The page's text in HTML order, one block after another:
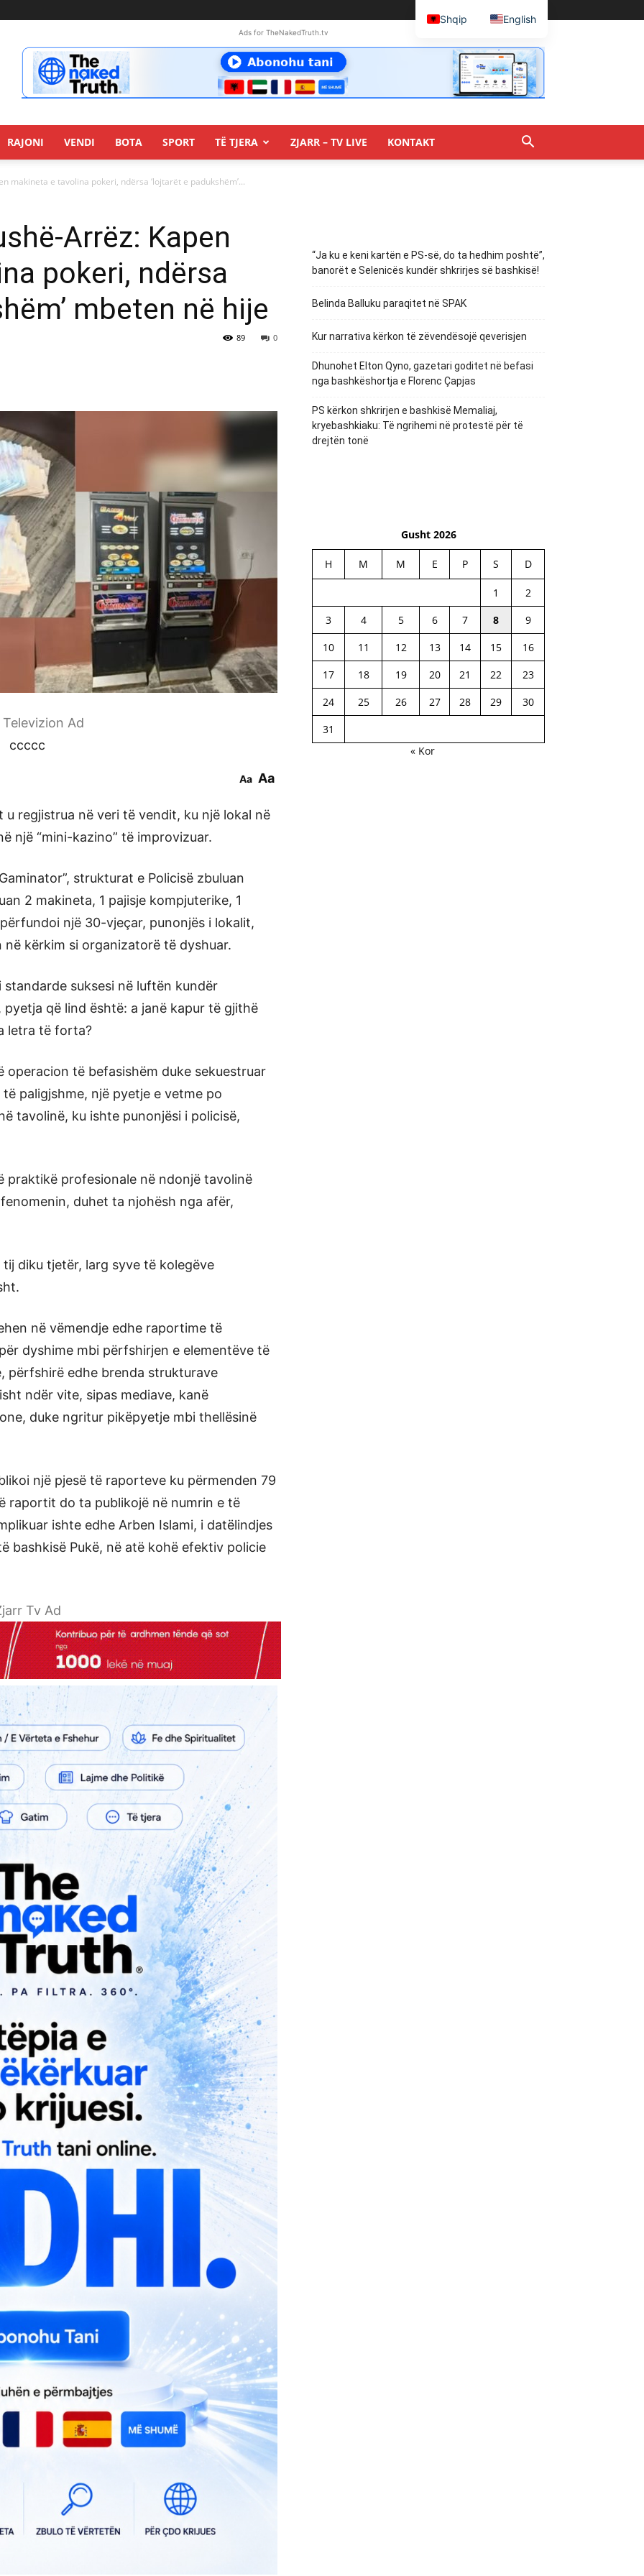
Ads for TheNakedTruth.tv
RAJONI VENDI BOTA SPORT TË TJERA ZJARR – TV LIVE KONTAKT
makineta e tavolina pokeri, ndërsa ‘lojtarët e padukshëm’...
Arrëz: Kapen
pokeri, ndërsa
mbeten në hije
0
89
Ad
ccccc
Aa Aa
regjistrua në veri të vendit, ku një lokal në
një “mini-kazino” të improvizuar.
strukturat e Policisë zbuluan
2 makineta, 1 pajisje kompjuterike, 1
një 30-vjeçar, punonjës i lokalit,
kërkim si organizatorë të dyshuar.
suksesi në luftën kundër
që lind është: a janë kapur të gjithë
letra të forta?
të befasishëm duke sekuestruar
paligjshme, një pyetje e vetme po
tavolinë, ku ishte punonjësi i policisë,
praktikë profesionale në ndonjë tavolinë
duhet ta njohësh nga afër,
diku tjetër, larg syve të kolegëve
në vëmendje edhe raportime të
dyshime mbi përfshirjen e elementëve të
përfshirë edhe brenda strukturave
ndër vite, sipas mediave, kanë
duke ngritur pikëpyetje mbi thellësinë
një pjesë të raporteve ku përmenden 79
raportit do ta publikojë në numrin e të
ishte edhe Arben Islami, i datëlindjes
bashkisë Pukë, në atë kohë efektiv policie
Tv Ad
“Ja ku e keni kartën e PS-së, do ta hedhim poshtë”,
banorët e Selenicës kundër shkrirjes së bashkisë!
Belinda Balluku paraqitet në SPAK
Kur narrativa kërkon të zëvendësojë qeverisjen
Dhunohet Elton Qyno, gazetari goditet në befasi
nga bashkëshortja e Florenc Çapjas
PS kërkon shkrirjen e bashkisë Memaliaj,
kryebashkiaku: Të ngrihemi në protestë për të
drejtën tonë
Gusht 2026
H M M E P S D
1
2
3
4 5 6 7 8
9
10
11 12 13 14 15
16
17
18 19 20 21 22
23
24
25 26 27 28 29
30
31
« Kor
Shqip English